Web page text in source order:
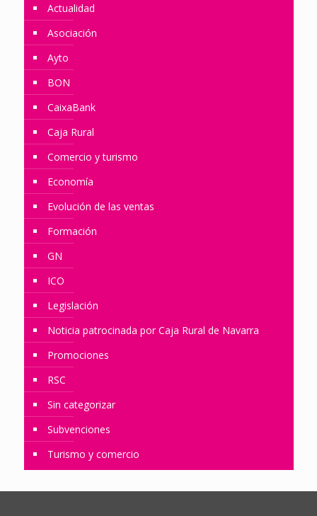
Actualidad
Asociación
Ayto
BON
CaixaBank
Caja Rural
Comercio y turismo
Economía
Evolución de las ventas
Formación
GN
ICO
Legislación
Noticia patrocinada por Caja Rural de Navarra
Promociones
RSC
Sin categorizar
Subvenciones
Turismo y comercio